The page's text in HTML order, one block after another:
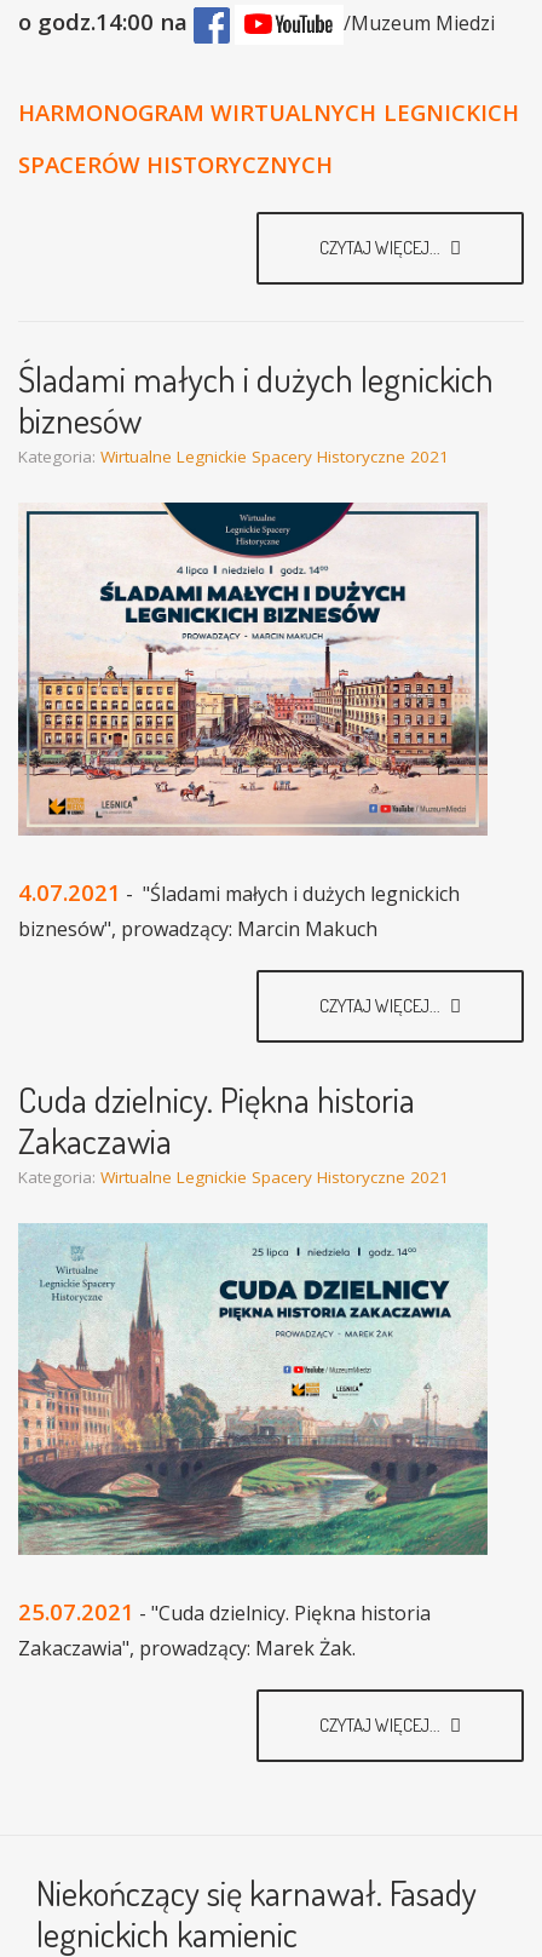
o godz.14:00 na /Muzeum Miedzi
HARMONOGRAM WIRTUALNYCH LEGNICKICH
SPACERÓW HISTORYCZNYCH
CZYTAJ WIĘCEJ...
Śladami małych i dużych legnickich
biznesów
Kategoria: Wirtualne Legnickie Spacery Historyczne 2021
4.07.2021 - "Śladami małych i dużych legnickich
biznesów", prowadzący: Marcin Makuch
CZYTAJ WIĘCEJ...
Cuda dzielnicy. Piękna historia
Zakaczawia
Kategoria: Wirtualne Legnickie Spacery Historyczne 2021
25.07.2021 - "Cuda dzielnicy. Piękna historia
Zakaczawia", prowadzący: Marek Żak.
CZYTAJ WIĘCEJ...
Niekończący się karnawał. Fasady
legnickich kamienic